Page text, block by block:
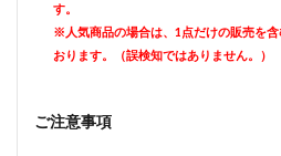
す。
※人気商品の場合は、1点だけの販売を
おります。（誤検知ではありません。）
ご注意事項